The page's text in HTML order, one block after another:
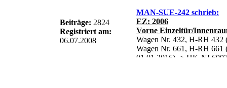
Beiträge: 2824
Registriert am:
06.07.2008
MAN-SUE-242 schrieb:
EZ: 2006
Vorne Einzeltür/
Wagen Nr. 432, H-RH
Wagen Nr. 661, H-RH 661
01.01.2016) -> HK-NI